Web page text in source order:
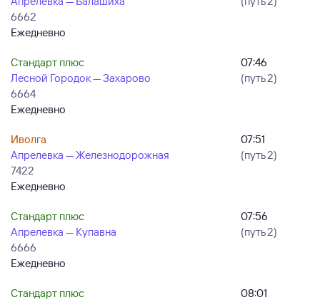
6662
Ежедневно
Стандарт плюс
Лесной Городок — Захарово
6664
Ежедневно
07:46
(путь 2)
Иволга
Апрелевка — Железнодорожная
7422
Ежедневно
07:51
(путь 2)
Стандарт плюс
Апрелевка — Купавна
6666
Ежедневно
07:56
(путь 2)
Стандарт плюс 08:01